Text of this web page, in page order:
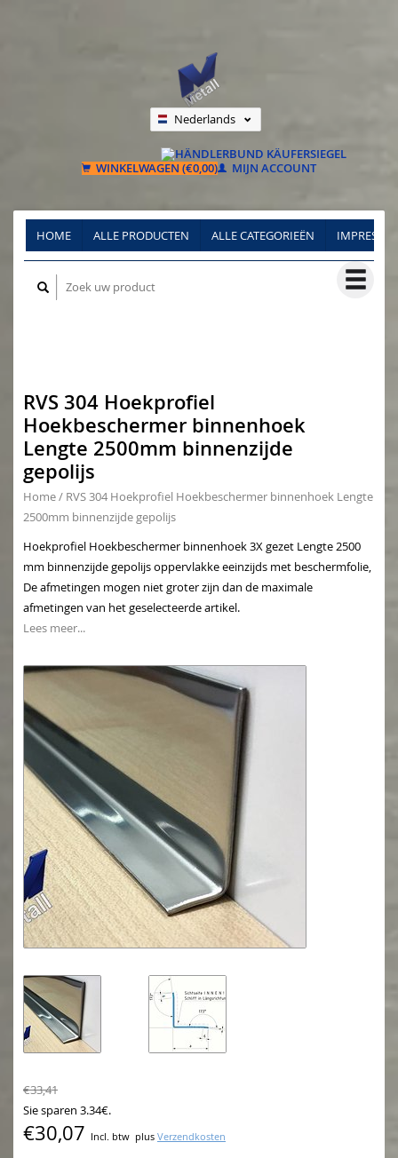
Nederlands
Français
WINKELWAGEN (€0,00) MIJN ACCOUNT
HOME ALLE PRODUCTEN ALLE CATEGORIEËN
RVS 304 Hoekprofiel
Hoekbeschermer binnenhoek
Lengte 2500mm binnenzijde
gepolijs
Home/ RVS 304 Hoekprofiel Hoekbeschermer binnenhoek Lengte
2500mm binnenzijde gepolijs
Hoekprofiel Hoekbeschermer binnenhoek 3X gezet Lengte 2500
mm binnenzijde gepolijs oppervlakke eeinzijds met beschermfolie,
De afmetingen mogen niet groter zijn dan de maximale
afmetingen van het geselecteerde artikel.
Lees meer...
€33,41
Sie sparen 3.34€.
€30,07 Incl. btw plus Verzendkosten